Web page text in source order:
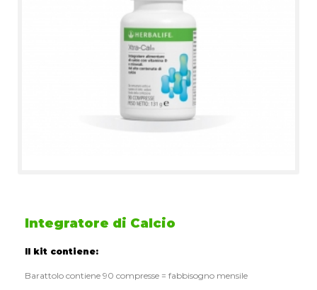
Integratore di Calcio
Il kit contiene:
Barattolo contiene 90 compresse = fabbisogno mensile